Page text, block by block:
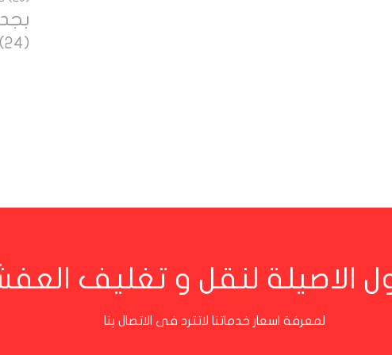
(24)
الاصيلة لنقل و تغليف
لمعرفة اسعار خدماتنا لاتترد فى الاتصال بنا